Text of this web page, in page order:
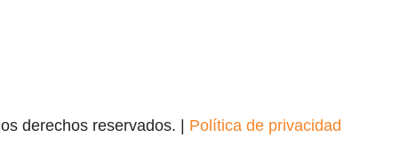
derechos reservados. | Política de privacidad